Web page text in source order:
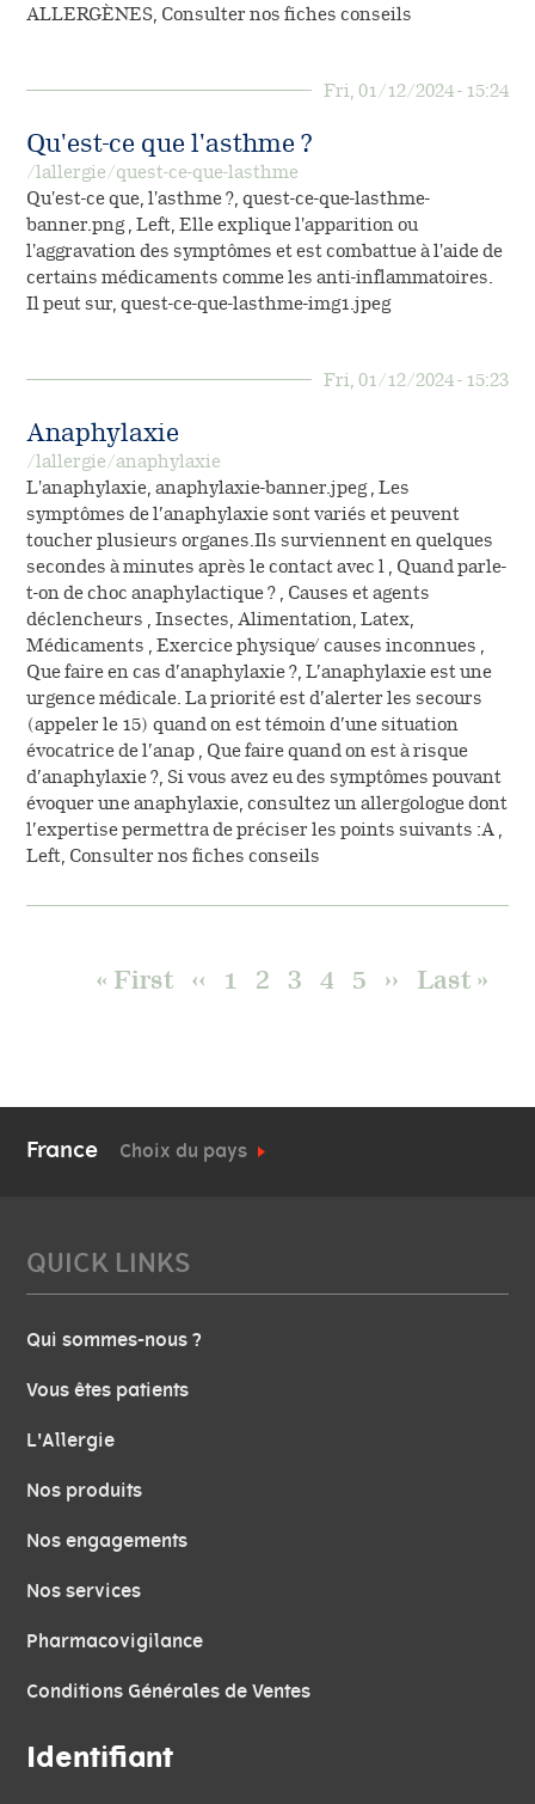
ALLERGÈNES, Consulter nos fiches conseils
Fri, 01/12/2024 - 15:24
Qu'est-ce que l'asthme ?
/lallergie/quest-ce-que-lasthme
Qu'est-ce que, l'asthme ?, quest-ce-que-lasthme-
banner.png , Left, Elle explique l'apparition ou
l'aggravation des symptômes et est combattue à l'aide de
certains médicaments comme les anti-inflammatoires.
Il peut sur, quest-ce-que-lasthme-img1.jpeg
Fri, 01/12/2024 - 15:23
Anaphylaxie
/lallergie/anaphylaxie
L'anaphylaxie, anaphylaxie-banner.jpeg , Les
symptômes de l’anaphylaxie sont variés et peuvent
toucher plusieurs organes.Ils surviennent en quelques
secondes à minutes après le contact avec l , Quand parle-
t-on de choc anaphylactique ? , Causes et agents
déclencheurs , Insectes, Alimentation, Latex,
Médicaments , Exercice physique / causes inconnues ,
Que faire en cas d’anaphylaxie ?, L’anaphylaxie est une
urgence médicale. La priorité est d’alerter les secours
(appeler le 15) quand on est témoin d’une situation
évocatrice de l’anap , Que faire quand on est à risque
d’anaphylaxie ?, Si vous avez eu des symptômes pouvant
évoquer une anaphylaxie, consultez un allergologue dont
l’expertise permettra de préciser les points suivants :A ,
Left, Consulter nos fiches conseils
First
« First
Previous
‹‹ Page
1 Page
2 Page
3 Current
4 Page
5
Next
››
Last
Last »
France Choix du pays
QUICK LINKS
Qui sommes-nous ?
Vous êtes patients
L'Allergie
Nos produits
Nos engagements
Nos services
Pharmacovigilance
Conditions Générales de Ventes
Identifiant